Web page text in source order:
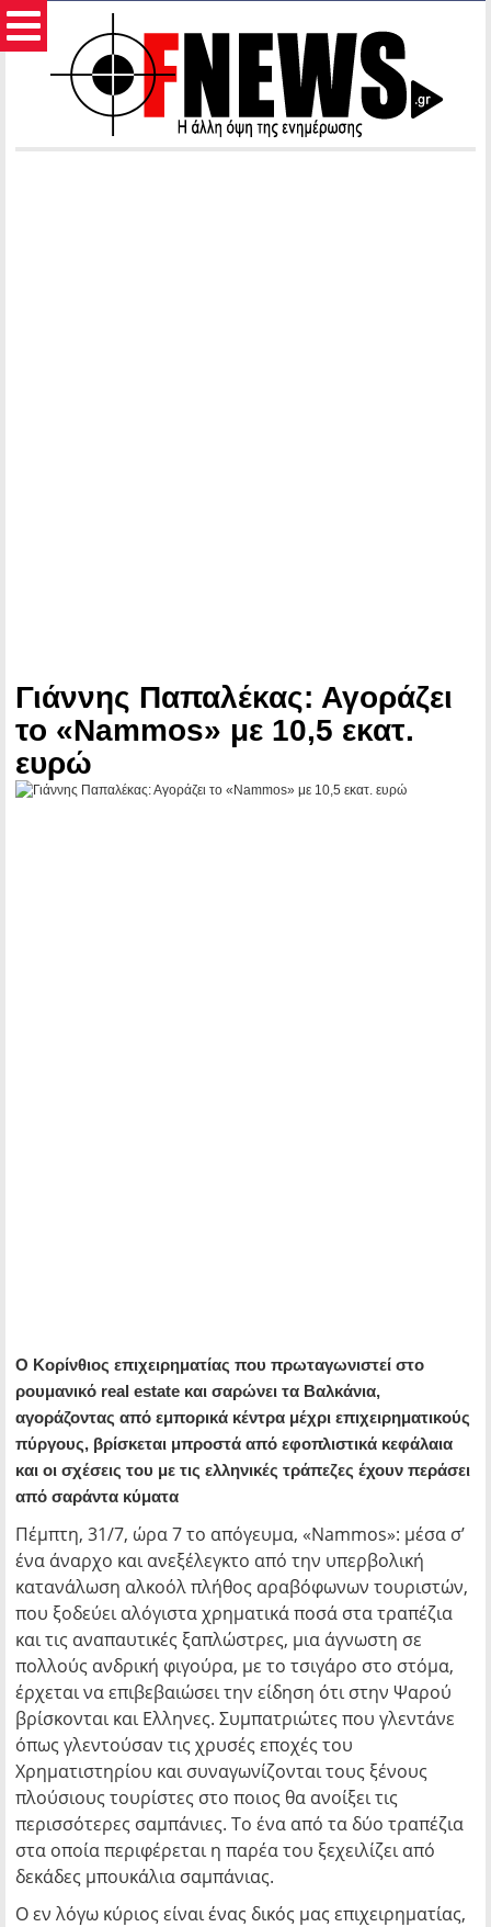
Γιάννης Παπαλέκας: Αγοράζει
το «Nammos» με 10,5 εκατ.
ευρώ
Ο Κορίνθιος επιχειρηματίας που πρωταγωνιστεί στο
ρουμανικό real estate και σαρώνει τα Βαλκάνια,
αγοράζοντας από εμπορικά κέντρα μέχρι επιχειρηματικούς
πύργους, βρίσκεται μπροστά από εφοπλιστικά κεφάλαια
και οι σχέσεις του με τις ελληνικές τράπεζες έχουν περάσει
από σαράντα κύματα
Πέμπτη, 31/7, ώρα 7 το απόγευμα, «Nammos»: μέσα σ’
ένα άναρχο και ανεξέλεγκτο από την υπερβολική
κατανάλωση αλκοόλ πλήθος αραβόφωνων τουριστών,
που ξοδεύει αλόγιστα χρηματικά ποσά στα τραπέζια
και τις αναπαυτικές ξαπλώστρες, μια άγνωστη σε
πολλούς ανδρική φιγούρα, με το τσιγάρο στο στόμα,
έρχεται να επιβεβαιώσει την είδηση ότι στην Ψαρού
βρίσκονται και Ελληνες. Συμπατριώτες που γλεντάνε
όπως γλεντούσαν τις χρυσές εποχές του
Χρηματιστηρίου και συναγωνίζονται τους ξένους
πλούσιους τουρίστες στο ποιος θα ανοίξει τις
περισσότερες σαμπάνιες. Το ένα από τα δύο τραπέζια
στα οποία περιφέρεται η παρέα του ξεχειλίζει από
δεκάδες μπουκάλια σαμπάνιας.
Ο εν λόγω κύριος είναι ένας δικός μας επιχειρηματίας,